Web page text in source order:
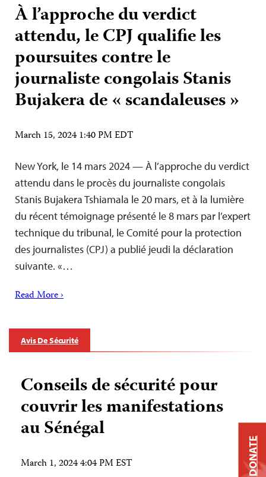
À l’approche du verdict
attendu, le CPJ qualifie les
poursuites contre le
journaliste congolais Stanis
Bujakera de « scandaleuses »
March 15, 2024 1:40 PM EDT
New York, le 14 mars 2024 — À l’approche du verdict
attendu dans le procès du journaliste congolais
Stanis Bujakera Tshiamala le 20 mars, et à la lumière
du récent témoignage présenté le 8 mars par l’expert
technique du tribunal, le Comité pour la protection
des journalistes (CPJ) a publié jeudi la déclaration
suivante. «…
Read More ›
Avis De Sécurité
Conseils de sécurité pour
couvrir les manifestations
au Sénégal
March 1, 2024 4:04 PM EST DONATE